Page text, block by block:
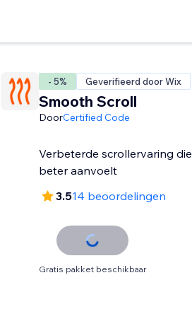
- 5% Geverifieerd door Wix
Smooth Scroll
DoorCertified Code
Verbeterde scrollervaring die
beter aanvoelt
3.514 beoordelingen
Gratis pakket beschikbaar